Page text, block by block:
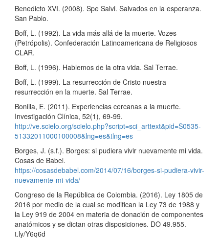
Benedicto XVI. (2008). Spe Salvi. Salvados en la esperanza.
San Pablo.
Boff, L. (1992). La vida más allá de la muerte. Vozes
(Petrópolis). Confederación Latinoamericana de Religiosos
CLAR.
Boff, L. (1996). Hablemos de la otra vida. Sal Terrae.
Boff, L. (1999). La resurrección de Cristo nuestra
resurrección en la muerte. Sal Terrae.
Bonilla, E. (2011). Experiencias cercanas a la muerte.
Investigación Clínica, 52(1), 69-99.
http://ve.scielo.org/scielo.php?script=sci_arttext&pid=S0535-
51332011000100008&lng=es&tlng=es
Borges, J. (s.f.). Borges: si pudiera vivir nuevamente mi vida.
Cosas de Babel.
https://cosasdebabel.com/2014/07/16/borges-si-pudiera-vivir-
nuevamente-mi-vida/
Congreso de la República de Colombia. (2016). Ley 1805 de
2016 por medio de la cual se modifican la Ley 73 de 1988 y
la Ley 919 de 2004 en materia de donación de componentes
anatómicos y se dictan otras disposiciones. DO 49.955.
t.ly/Y6q6d